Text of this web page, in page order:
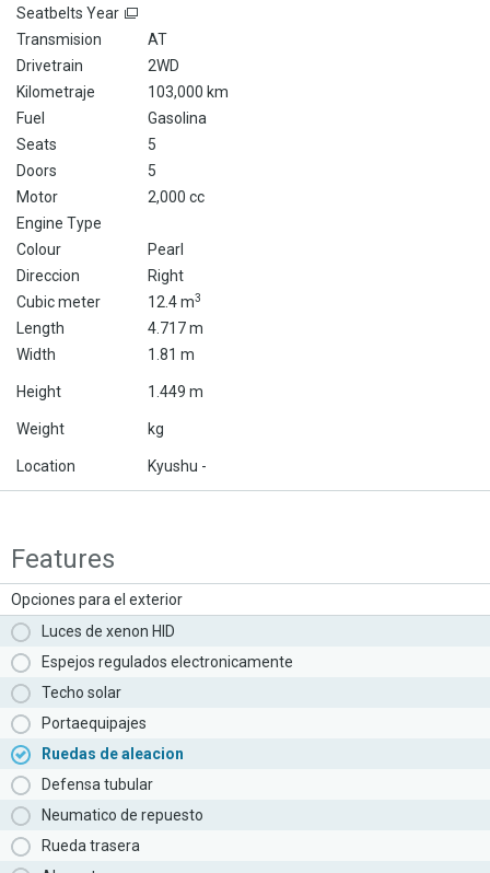
Seatbelts Year
Transmision
AT
Drivetrain
2WD
Kilometraje
103,000 km
Fuel
Gasolina
Seats
5
Doors
5
Motor
2,000 cc
Engine Type
Colour
Pearl
Direccion
Right
Cubic meter
12.4 m3
Length
4.717 m
Width
1.81 m
Height 1.449 m
Weight kg
Location Kyushu -
Features
Opciones para el exterior
Luces de xenon HID
Espejos regulados electronicamente
Techo solar
Portaequipajes
Ruedas de aleacion
Defensa tubular
Neumatico de repuesto
Rueda trasera